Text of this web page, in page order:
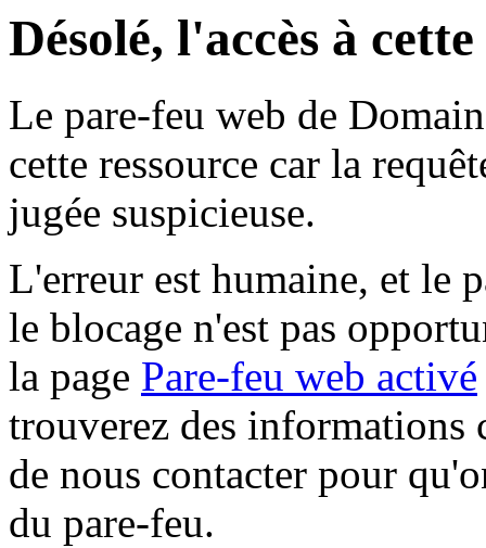
Désolé, l'accès à
Le pare-feu web de
cette ressource car la
jugée suspicieuse.
L'erreur est humaine, et le
le blocage n'est pas
la page Pare-feu web activé
trouverez des informations
de nous contacter pour
du pare-feu.